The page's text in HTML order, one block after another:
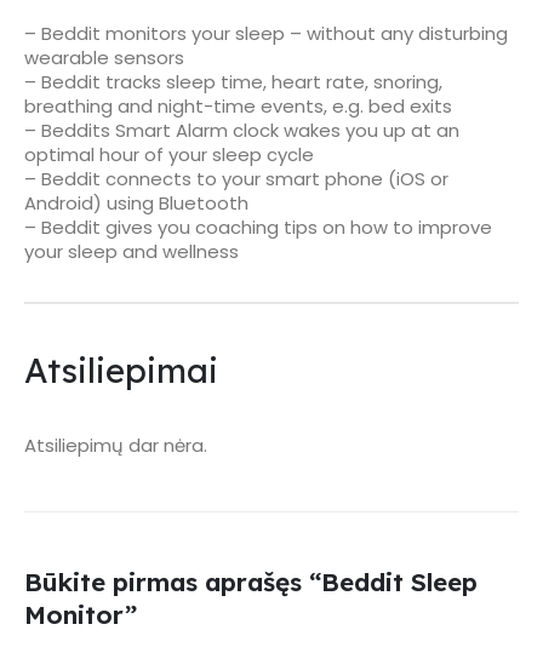
– Beddit monitors your sleep – without any disturbing
wearable sensors
– Beddit tracks sleep time, heart rate, snoring,
breathing and night-time events, e.g. bed exits
– Beddits Smart Alarm clock wakes you up at an
optimal hour of your sleep cycle
– Beddit connects to your smart phone (iOS or
Android) using Bluetooth
– Beddit gives you coaching tips on how to improve
your sleep and wellness
Atsiliepimai
Atsiliepimų dar nėra.
Būkite pirmas aprašęs “Beddit Sleep
Monitor”